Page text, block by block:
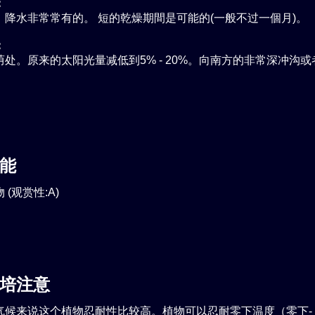
降水非常常有的。 短的乾燥期間是可能的(一般不过一個月)。
处。原来的太阳光量减低到5% - 20%。向南方的非常深冲沟或
(观赏性:A)
注意
候来说这个植物忍耐性比较高。植物可以忍耐零下温度（零下-